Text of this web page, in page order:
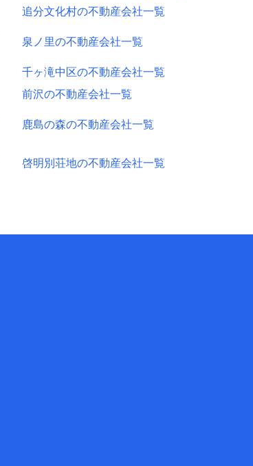
追分文化村の不動産会社一覧
泉ノ里の不動産会社一覧
千ヶ滝中区の不動産会社一覧
前沢の不動産会社一覧
鹿島の森の不動産会社一覧
啓明別荘地の不動産会社一覧